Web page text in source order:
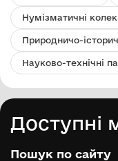
Нумізматичні
Природничо-
Науково-технічні
Доступні
Пошук по сайту